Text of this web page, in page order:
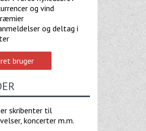
og vind
og deltag i
bruger
skribenter til
koncerter m.m.